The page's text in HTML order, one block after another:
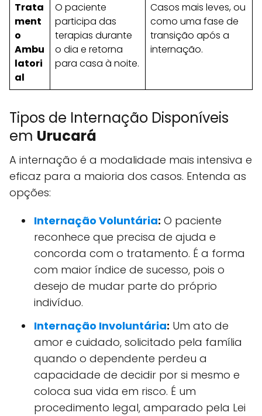
Trata
ment
o
Ambu
latori
al
O paciente
participa das
terapias durante
o dia e retorna
para casa à noite.
Casos mais leves, ou
como uma fase de
transição após a
internação.
Tipos de Internação Disponíveis
em Urucará
A internação é a modalidade mais intensiva e
eficaz para a maioria dos casos. Entenda as
opções:
Internação Voluntária: O paciente
reconhece que precisa de ajuda e
concorda com o tratamento. É a forma
com maior índice de sucesso, pois o
desejo de mudar parte do próprio
indivíduo.
Internação Involuntária: Um ato de
amor e cuidado, solicitado pela família
quando o dependente perdeu a
capacidade de decidir por si mesmo e
coloca sua vida em risco. É um
procedimento legal, amparado pela Lei